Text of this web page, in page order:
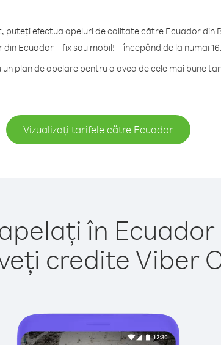
puteți efectua apeluri de calitate către Ecuador din
Ecuador – fix sau mobil! – începând de la numai
plan de apelare pentru a avea de cele mai bune
Vizualizați tarifele către Ecuador
în
credite Viber